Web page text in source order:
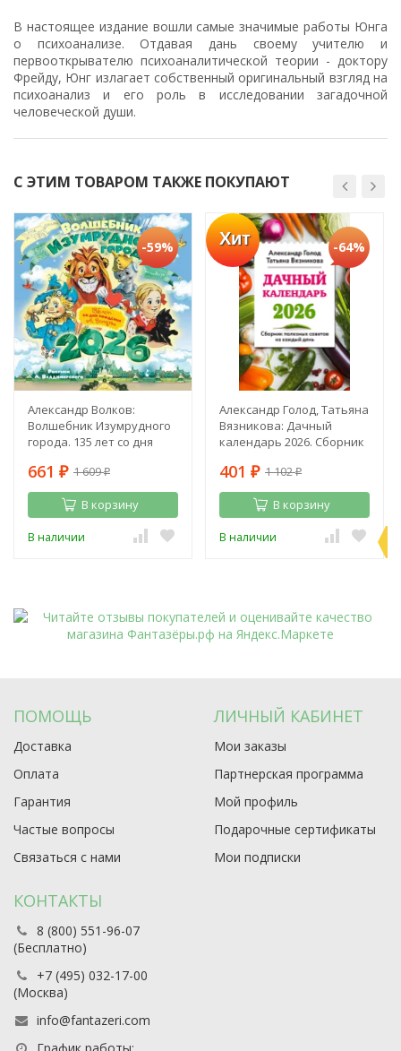
В настоящее издание вошли самые значимые работы Юнга
о психоанализе. Отдавая дань своему учителю и
первооткрывателю психоаналитической теории - доктору
Фрейду, Юнг излагает собственный оригинальный взгляд на
психоанализ и его роль в исследовании загадочной
человеческой души.
С ЭТИМ ТОВАРОМ ТАКЖЕ ПОКУПАЮТ
-59%
Александр Волков:
Волшебник Изумрудного
города. 135 лет со дня
661 ₽ 1 609₽
В корзину
В наличии
Хит -64%
Александр Голод, Татьяна
Вязникова: Дачный
календарь 2026. Сборник
каждый день
401 ₽ 1 102₽
В корзину
В наличии
ПОМОЩЬ
Доставка
Оплата
Гарантия
Частые вопросы
Связаться с нами
ЛИЧНЫЙ КАБИНЕТ
Мои заказы
Партнерская программа
Мой профиль
Подарочные сертификаты
Мои подписки
КОНТАКТЫ
8 (800) 551-96-07
(Бесплатно)
+7 (495) 032-17-00
(Москва)
info@fantazeri.com